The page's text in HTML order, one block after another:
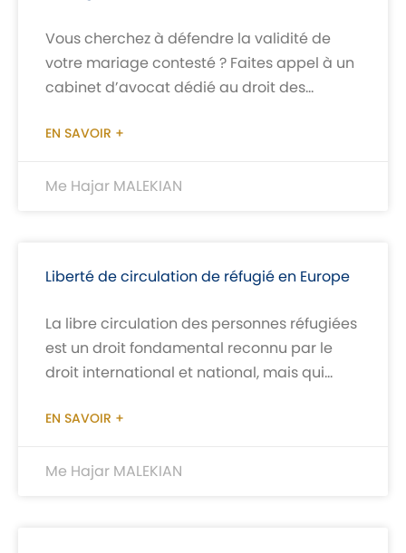
Vous cherchez à défendre la validité de
votre mariage contesté ? Faites appel à un
cabinet d’avocat dédié au droit des
mariage peut provenir de diverses parties
obtenir une assistance juridique
dédié au droit des étrangers vous
procédure complexe, en protégeant vos
droits et en préparant un dossier
convaincant. Ne négligez pas l’importance
faire valoir vos droits dans le domaine du
EN SAVOIR +
Me Hajar MALEKIAN
Liberté de circulation de réfugié en Europe
La libre circulation des personnes réfugiées
est un droit fondamental reconnu par le
droit international et national, mais qui
EN SAVOIR +
Me Hajar MALEKIAN